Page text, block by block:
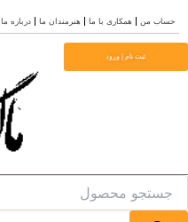
با ما هنرمندان ما درباره ما سوالات متداول